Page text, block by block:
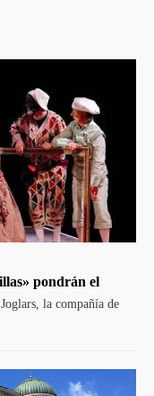
pondrán el
la compañía de